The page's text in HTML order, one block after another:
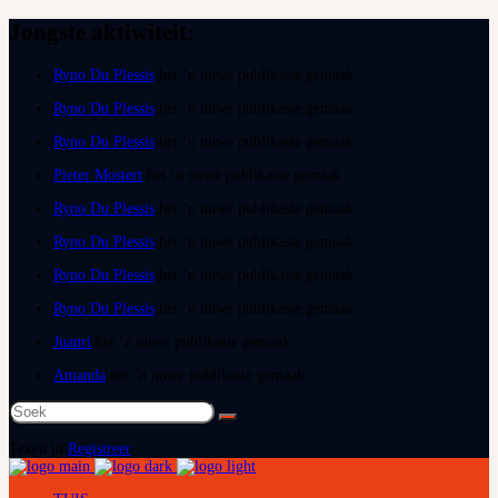
Ryno Du Plessis
Ryno Du Plessis
Ryno Du Plessis
Pieter Mostert
Ryno Du Plessis
Ryno Du Plessis
Ryno Du Plessis
Ryno Du Plessis
Juanri
Amanda
Soek
na:
Registreer